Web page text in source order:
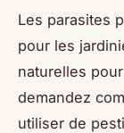
Les parasites
pour les
naturelles
demandez
utiliser de